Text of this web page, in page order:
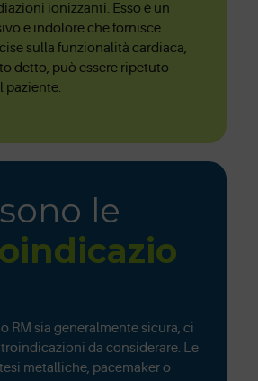
ionizzanti. Esso è un
e indolore che fornisce
sulla funzionalità cardiaca,
detto, può essere ripetuto
paziente.
le
RM sia generalmente sicura, ci
da considerare. Le
metalliche, pacemaker o